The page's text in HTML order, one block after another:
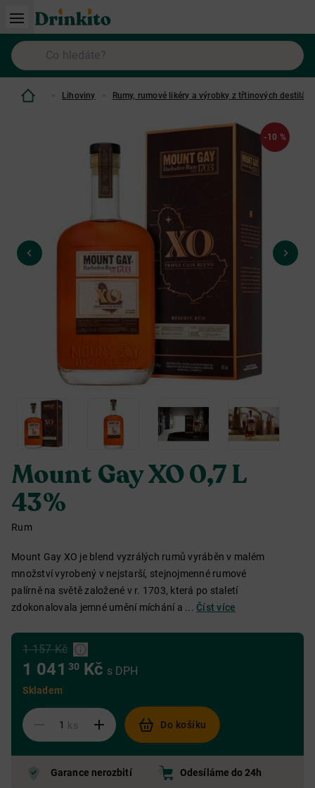
Lihoviny Rumy, rumové likéry a výrobky z třtinových destilátů
-10 %
Mount Gay XO 0,7 L
43%
Rum
Mount Gay XO je blend vyzrálých rumů vyráběn v malém
množství vyrobený v nejstarší, stejnojmenné rumové
palírně na světě založené v r. 1703, která po staletí
zdokonalovala jemné umění míchání a ... Číst více
1 157 Kč
1 041 30 Kč s DPH
Skladem
ks Do košíku
Garance nerozbití Odesíláme do 24h